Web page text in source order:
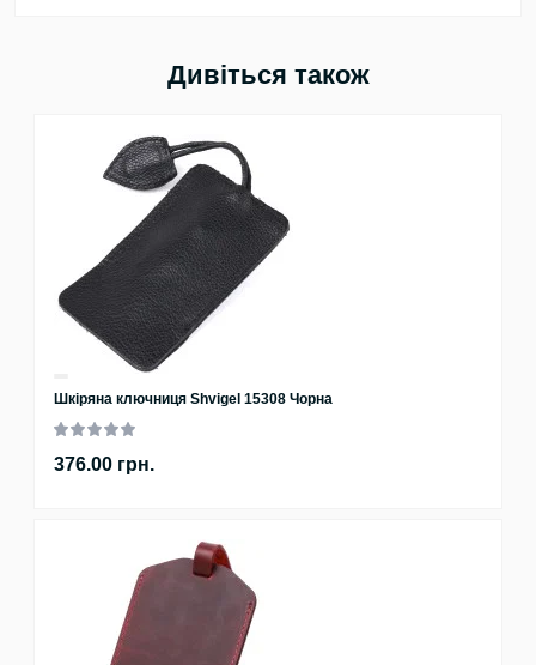
Дивіться також
Шкіряна ключниця Shvigel 15308 Чорна
376.00 грн.